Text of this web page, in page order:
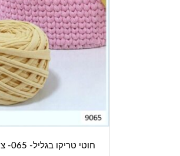
חוטי טריקו בגליל- 065- צהוב בהיר